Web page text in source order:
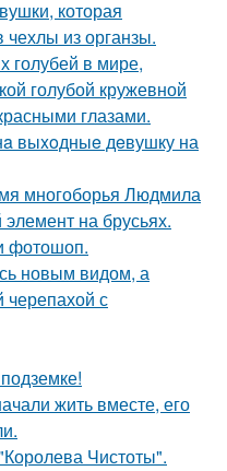
которая
из органзы.
голубей в мире,
голубой кружевной
глазами.
выxoдныe дeвушку на
многоборья Людмила
на брусьях.
фотошоп.
новым видом, а
черепахой с
жить вместе, его
Чистоты".